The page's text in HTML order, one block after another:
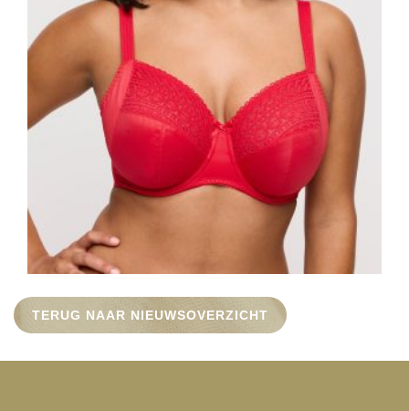
CONTACT
TERUG NAAR NIEUWSOVERZICHT